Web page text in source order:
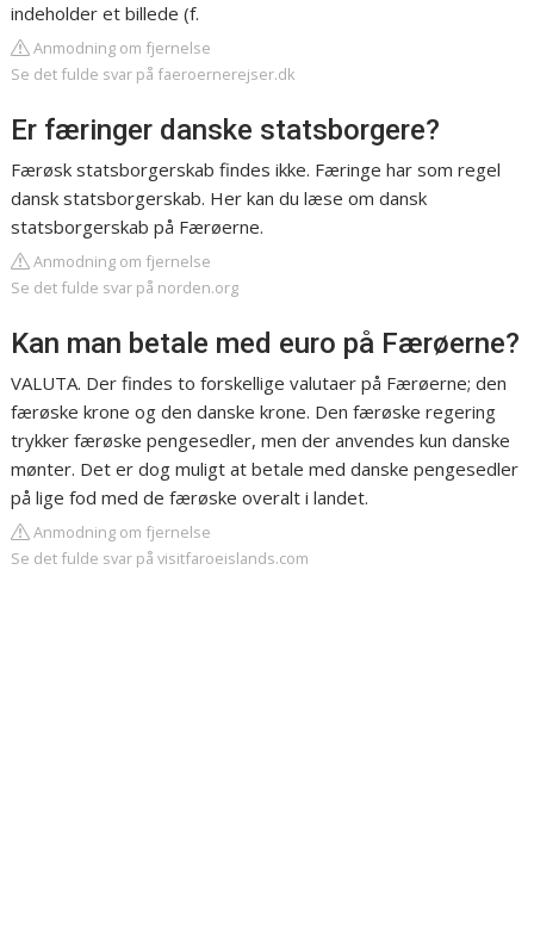
indeholder et billede (f.
Anmodning om fjernelse
Se det fulde svar på faeroernerejser.dk
Er færinger danske statsborgere?
Færøsk statsborgerskab findes ikke. Færinge har som regel
dansk statsborgerskab. Her kan du læse om dansk
statsborgerskab på Færøerne.
Anmodning om fjernelse
Se det fulde svar på norden.org
Kan man betale med euro på Færøerne?
VALUTA. Der findes to forskellige valutaer på Færøerne; den
færøske krone og den danske krone. Den færøske regering
trykker færøske pengesedler, men der anvendes kun danske
mønter. Det er dog muligt at betale med danske pengesedler
på lige fod med de færøske overalt i landet.
Anmodning om fjernelse
Se det fulde svar på visitfaroeislands.com